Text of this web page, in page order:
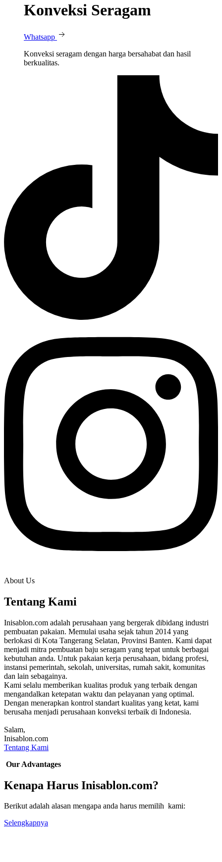
Konveksi Seragam
Whatsapp
Konveksi seragam dengan harga bersahabat dan hasil
berkualitas.
About Us
Tentang Kami
Inisablon.com adalah perusahaan yang bergerak dibidang industri
pembuatan pakaian. Memulai usaha sejak tahun 2014 yang
berlokasi di Kota Tangerang Selatan, Provinsi Banten. Kami dapat
menjadi mitra pembuatan baju seragam yang tepat untuk berbagai
kebutuhan anda. Untuk pakaian kerja perusahaan, bidang profesi,
instansi pemerintah, sekolah, universitas, rumah sakit, komunitas
dan lain sebagainya.
Kami selalu memberikan kualitas produk yang terbaik dengan
mengandalkan ketepatan waktu dan pelayanan yang optimal.
Dengan menerapkan kontrol standart kualitas yang ketat, kami
berusaha menjadi perusahaan konveksi terbaik di Indonesia.
Salam,
Inisablon.com
Tentang Kami
Our Advantages
Kenapa Harus Inisablon.com?
Berikut adalah alasan mengapa anda harus memilih kami:
Selengkapnya